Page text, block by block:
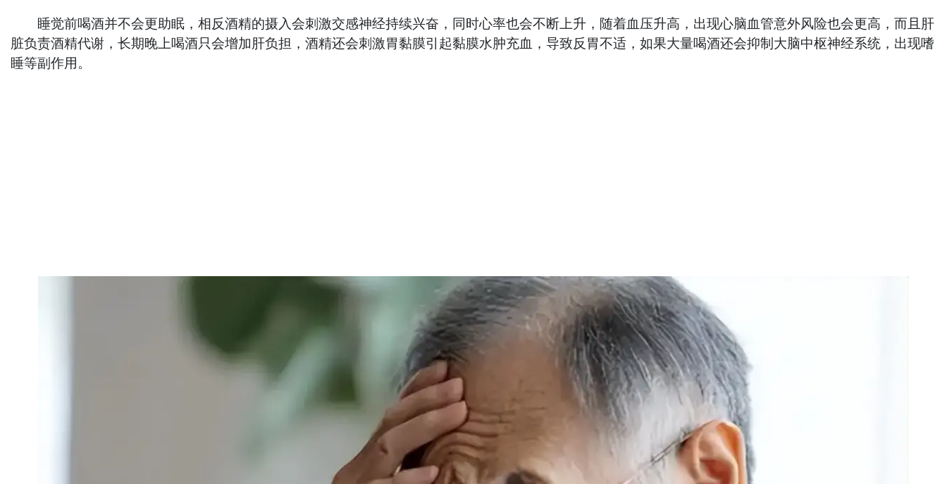
睡觉前喝酒并不会更助眠，相反酒精的摄入会刺激交感神经持续兴奋，同时心率也会不断上升，随着血压升高，出现心脑血管意外风险也会更高，而且肝
脏负责酒精代谢，长期晚上喝酒只会增加肝负担，酒精还会刺激胃黏膜引起黏膜水肿充血，导致反胃不适，如果大量喝酒还会抑制大脑中枢神经系统，出现嗜
睡等副作用。